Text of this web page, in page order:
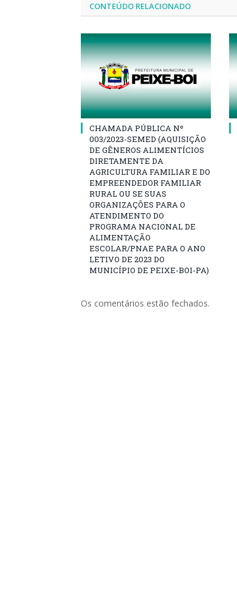
CONTEÚDO RELACIONADO
CHAMADA PÚBLICA Nº
003/2023-SEMED (AQUISIÇÃO
DE GÊNEROS ALIMENTÍCIOS
DIRETAMENTE DA
AGRICULTURA FAMILIAR E DO
EMPREENDEDOR FAMILIAR
RURAL OU SE SUAS
ORGANIZAÇÕES PARA O
ATENDIMENTO DO
PROGRAMA NACIONAL DE
ALIMENTAÇÃO
ESCOLAR/PNAE PARA O ANO
LETIVO DE 2023 DO
MUNICÍPIO DE PEIXE-BOI-PA)
Os comentários estão fechados.